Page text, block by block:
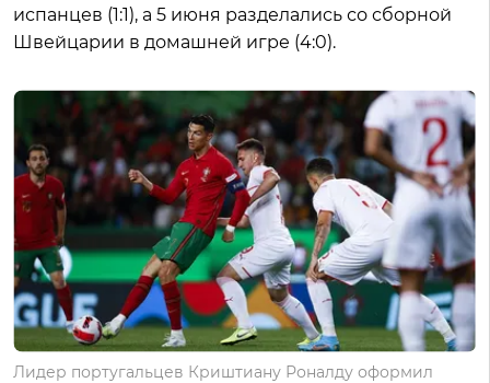
испанцев (1:1), а 5 июня разделались со сборной
Швейцарии в домашней игре (4:0).
Лидер португальцев Криштиану Роналду оформил